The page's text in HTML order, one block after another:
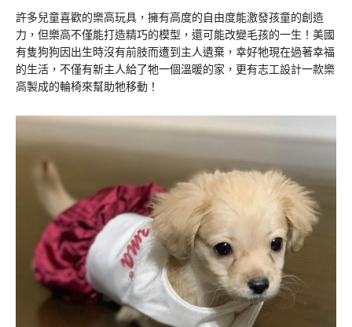
許多兒童喜歡的樂高玩具，擁有高度的自由度能激發孩童的創造
力，但樂高不僅能打造精巧的模型，還可能改變毛孩的一生！美國
有隻狗狗因出生時沒有前肢而遭到主人遺棄，幸好牠現在過著幸福
的生活，不僅有新主人給了牠一個溫暖的家，更有志工設計一款樂
高製成的輪椅來幫助牠移動！